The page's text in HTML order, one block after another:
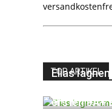
TOP ARTIKEL
Elias
ersten 9A+